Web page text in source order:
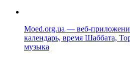
Moed.org.ua — веб-
календарь, время Шаббата,
музыка